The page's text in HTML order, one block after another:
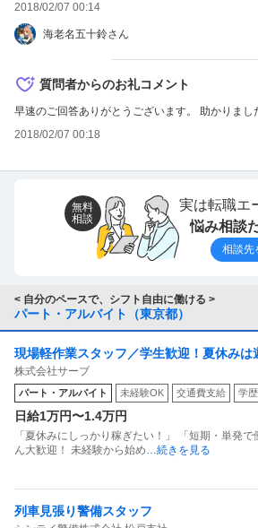
2018/02/07 00:14
海老名五十鈴さん
質問者からのお礼コメント
早速のご回答ありがとうございます。 助かりまし
2018/02/07 00:18
無料
相談
実は転職エ
悩み相談
相談先
< 自分のペースで、シフト自由に働ける >
パート・アルバイト（東京都）
現場軽作業スタッフ／学生歓迎！夏休みは
友達と一緒に働いて／日払いで稼いで夏休
株式会社サーブ
パート・アルバイト 未経験OK 交通費支給 学
日給1万円〜1.4万円
「夏休みにしっかり稼ぎたい！」 「短期・単発
ん大歓迎！ 未経験から始め…続きを見る
列車見張り警備スタッフ